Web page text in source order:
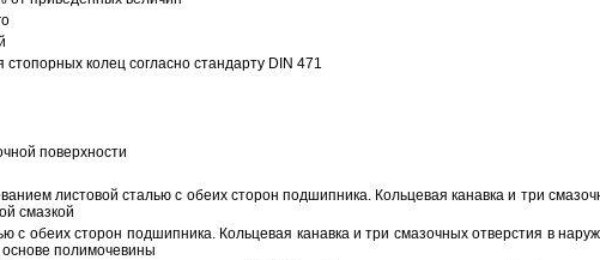
стопорных колец согласно стандарту DIN 471
поверхности
листовой сталью с обеих сторон подшипника. Кольцевая канавка и три
смазкой
с обеих сторон подшипника. Кольцевая канавка и три смазочных отверстия в
полимочевины